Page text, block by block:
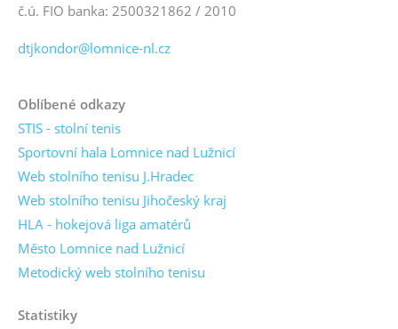
č.ú. FIO banka: 2500321862 / 2010
dtjkondor@lomnice-nl.cz
Oblíbené odkazy
STIS - stolní tenis
Sportovní hala Lomnice nad Lužnicí
Web stolního tenisu J.Hradec
Web stolního tenisu Jihočeský kraj
HLA - hokejová liga amatérů
Město Lomnice nad Lužnicí
Metodický web stolního tenisu
Statistiky